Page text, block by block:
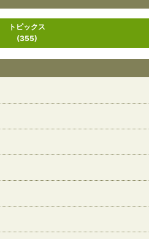
トピックス
(355)